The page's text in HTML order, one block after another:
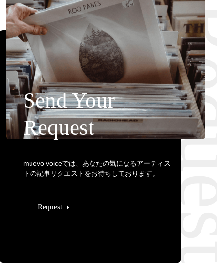
Send Your
Request
muevo voiceでは、あなたの気になるアーティス
トの記事リクエストをお待ちしております。
Request